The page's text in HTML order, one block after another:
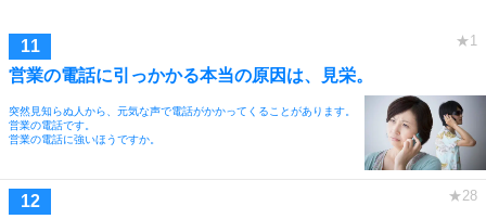
営業の電話に引っかかる本当の原因は、見栄。
突然見知らぬ人から、元気な声で電話がかかってくることがあります。
営業の電話です。
営業の電話に強いほうですか。